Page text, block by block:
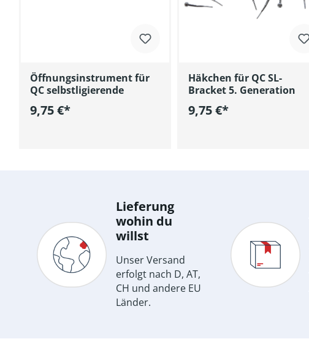
Öffnungsinstrument für
QC selbstligierende
9,75 €*
Häkchen für QC SL-
Bracket 5. Generation
9,75 €*
Lieferung
wohin du
willst
Unser Versand
erfolgt nach D, AT,
CH und andere EU
Länder.